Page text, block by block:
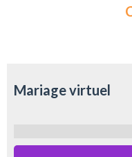
Mariage virtuel